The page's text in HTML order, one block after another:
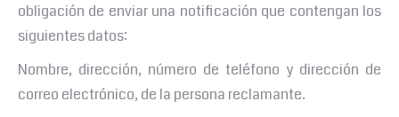
obligación de enviar una notificación que contengan los
siguientes datos:
Nombre, dirección, número de teléfono y dirección de
correo electrónico, de la persona reclamante.